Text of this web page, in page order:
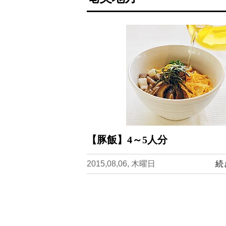
【豚飯】4～5人分
2015,08,06, 木曜日 続